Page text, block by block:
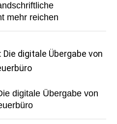
mehr reichen
digitale Übergabe von